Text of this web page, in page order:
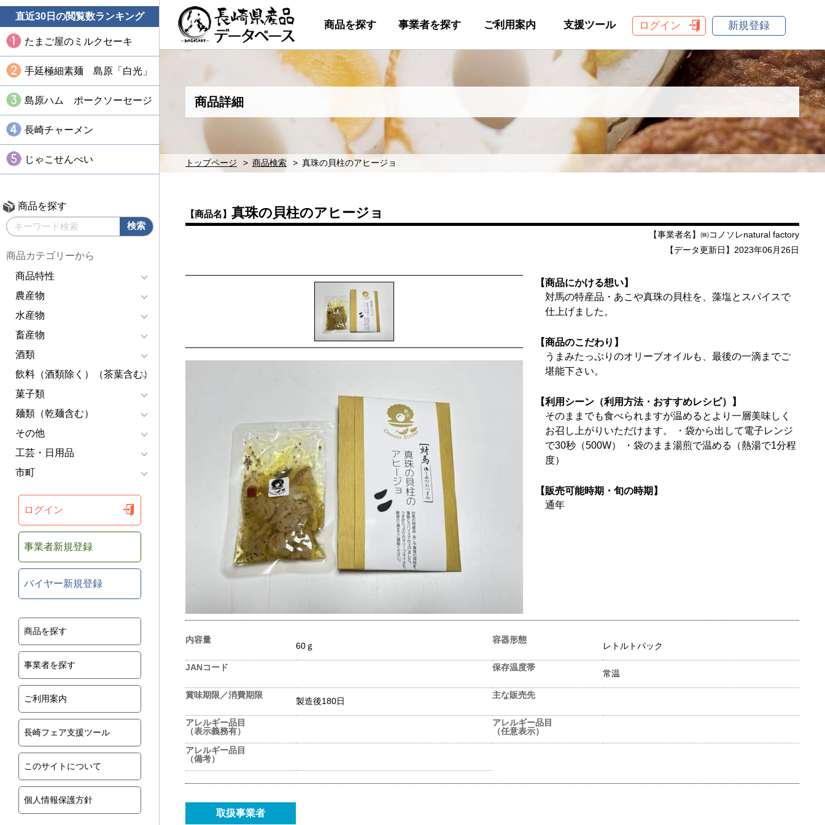
直近30日の閲覧数ランキング
たまご屋のミルクセーキ
手延極細素麺 島原「白光」
島原ハム ポークソーセージ
長崎チャーメン
じゃこせんべい
商品を探す
商品カテゴリーから
商品特性
農産物
水産物
畜産物
酒類
飲料（酒類除く）（茶葉含む）
菓子類
麺類（乾麺含む）
その他
工芸・日用品
市町
ログイン
事業者新規登録
バイヤー新規登録
商品を探す
事業者を探す
ご利用案内
長崎フェア支援ツール
このサイトについて
個人情報保護方針
商品を探す 事業者を探す ご利用案内 支援ツール ログイン 新規登録
商品詳細
トップページ 商品検索 真珠の貝柱のアヒージョ
【商品名】 真珠の貝柱のアヒージョ
【事業者名】㈱コノソレnatural factory
【データ更新日】2023年06月26日
【商品にかける想い】
対馬の特産品・あこや真珠の貝柱を、藻塩とスパイスで
仕上げました。
【商品のこだわり】
うまみたっぷりのオリーブオイルも、最後の一滴までご
堪能下さい。
【利用シーン（利用方法・おすすめレシピ）】
そのままでも食べられますが温めるとより一層美味しく
お召し上がりいただけます。 ・袋から出して電子レンジ
で30秒（500W） ・袋のまま湯煎で温める（熱湯で1分程
度）
【販売可能時期・旬の時期】
通年
内容量
60ｇ
容器形態
レトルトパック
JANコード 保存温度帯
常温
賞味期限／消費期限
製造後180日
主な販売先
アレルギー品目
（表示義務有）
アレルギー品目
（任意表示）
アレルギー品目
（備考）
取扱事業者